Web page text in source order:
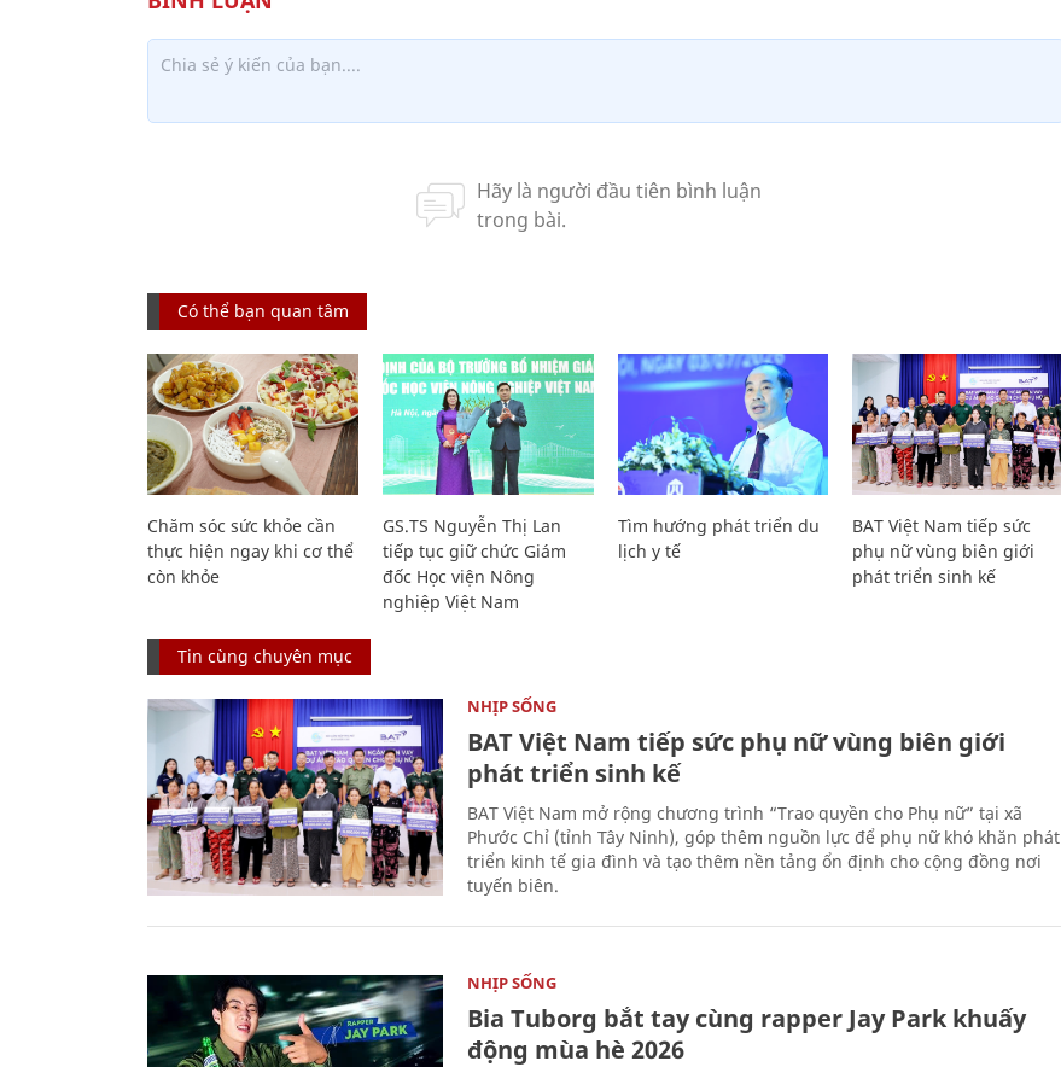
Có thể bạn quan tâm
Chăm sóc sức khỏe cần
thực hiện ngay khi cơ thể
còn khỏe
GS.TS Nguyễn Thị Lan
tiếp tục giữ chức Giám
đốc Học viện Nông
nghiệp Việt Nam
Tìm hướng phát triển du
lịch y tế
BAT Việt Nam tiếp sức
phụ nữ vùng biên giới
phát triển sinh kế
Tin cùng chuyên mục
NHỊP SỐNG
BAT Việt Nam tiếp sức phụ nữ vùng biên giới
phát triển sinh kế
BAT Việt Nam mở rộng chương trình “Trao quyền cho Phụ nữ” tại xã
Phước Chỉ (tỉnh Tây Ninh), góp thêm nguồn lực để phụ nữ khó khăn phát
triển kinh tế gia đình và tạo thêm nền tảng ổn định cho cộng đồng nơi
tuyến biên.
NHỊP SỐNG
Bia Tuborg bắt tay cùng rapper Jay Park khuấy
động mùa hè 2026